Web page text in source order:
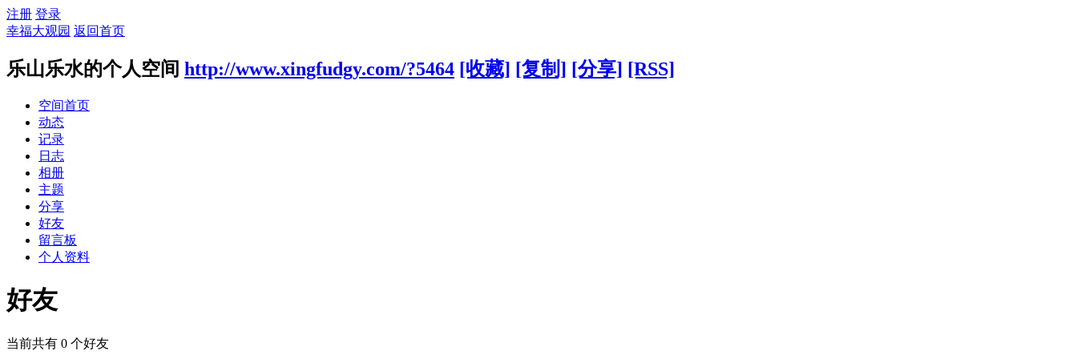
注册 登录
幸福大观园 返回首页
乐山乐水的个人空间 http://www.xingfudgy.com/?5464 [收藏] [复制] [分享] [RSS]
空间首页
动态
记录
日志
相册
主题
分享
好友
留言板
个人资料
好友
当前共有 0 个好友